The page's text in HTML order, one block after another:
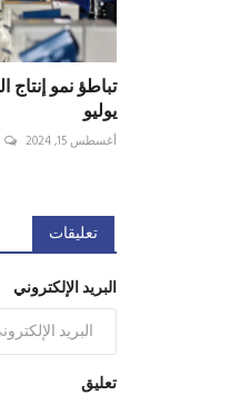
تباطؤ نمو إنتاج
يوليو
أغسطس 15, 2024
تعليقات
البريد الإلكتروني
تعليق